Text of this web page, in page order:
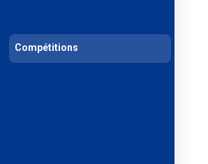
Compétitions